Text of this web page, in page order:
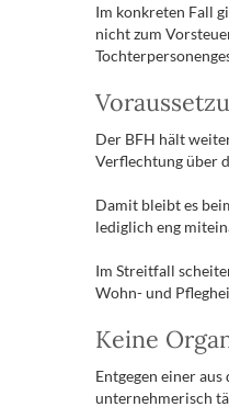
Im konkreten Fall
nicht zum
Der BFH hält
Verflechtung über
Damit bleibt es
lediglich eng
Im Streitfall
Wohn- und
Keine
Entgegen einer
unternehmerisch